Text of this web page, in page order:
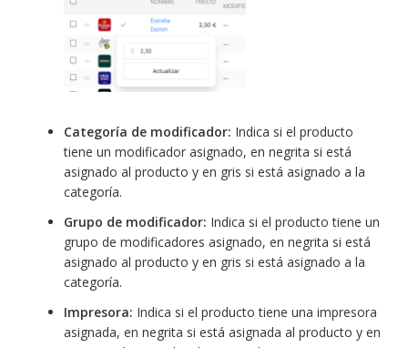
Categoría de modificador: Indica si el producto
tiene un modificador asignado, en negrita si está
asignado al producto y en gris si está asignado a la
categoría.
Grupo de modificador: Indica si el producto tiene un
grupo de modificadores asignado, en negrita si está
asignado al producto y en gris si está asignado a la
categoría.
Impresora: Indica si el producto tiene una impresora
asignada, en negrita si está asignada al producto y en